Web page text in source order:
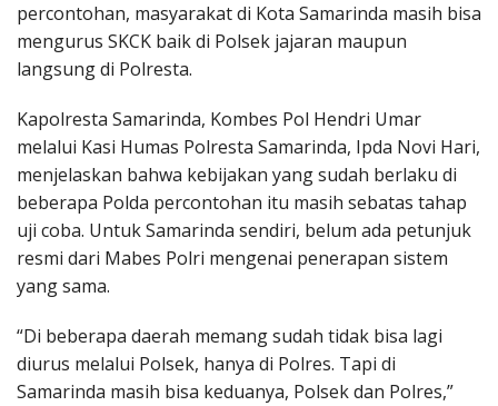
percontohan, masyarakat di Kota Samarinda masih bisa
mengurus SKCK baik di Polsek jajaran maupun
langsung di Polresta.
Kapolresta Samarinda, Kombes Pol Hendri Umar
melalui Kasi Humas Polresta Samarinda, Ipda Novi Hari,
menjelaskan bahwa kebijakan yang sudah berlaku di
beberapa Polda percontohan itu masih sebatas tahap
uji coba. Untuk Samarinda sendiri, belum ada petunjuk
resmi dari Mabes Polri mengenai penerapan sistem
yang sama.
“Di beberapa daerah memang sudah tidak bisa lagi
diurus melalui Polsek, hanya di Polres. Tapi di
Samarinda masih bisa keduanya, Polsek dan Polres,”